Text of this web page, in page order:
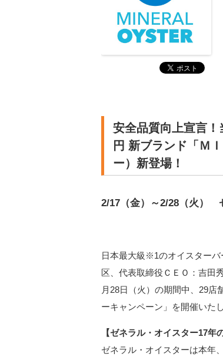
安全品質向上宣言
円 新ブランド「Ｍ
ー）新登場！
2/17（金）～2/28（火）
日本最大級※1のオイスター
区、代表取締役ＣＥＯ：吉田
月28日（火）の期間中、29店
ーキャンペーン」を開催いた
【ゼネラル・オイスター17年
ゼネラル・オイスターは本年